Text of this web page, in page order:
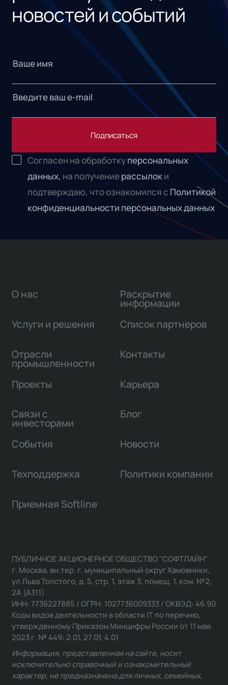
новостей и событий
Подписаться
Согласен на обработкуперсональных
данных, на получениерассылоки
подтверждаю, что ознакомился с Политикой
конфиденциальности персональных данных
О нас
Услуги и решения
Отрасли
промышленности
Проекты
Связи с
инвесторами
Раскрытие
информации
Список партнеров
Контакты
Карьера
Блог
События Новости
Техподдержка Политики компании
Приемная Softline
ПУБЛИЧНОЕ АКЦИОНЕРНОЕ ОБЩЕСТВО "СОФТЛАЙН"
г. Москва, вн.тер. г. муниципальный округ Хамовники,
ул Льва Толстого, д. 5, стр. 1, этаж 3, помещ. 1, ком. №2,
2А (А311)
ИНН: 7736227885 / ОГРН: 1027736009333 / ОКВЭД: 46.90
Коды видов деятельности в области IT по перечню,
утвержденному Приказом Минцифры России от 11 мая
2023 г. № 449: 2.01, 27.01, 4.01
Информация, представленная на сайте, носит
исключительно справочный и ознакомительный
характер, не предназначена для личных, семейных,